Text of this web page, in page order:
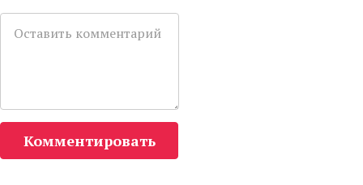
Комментировать